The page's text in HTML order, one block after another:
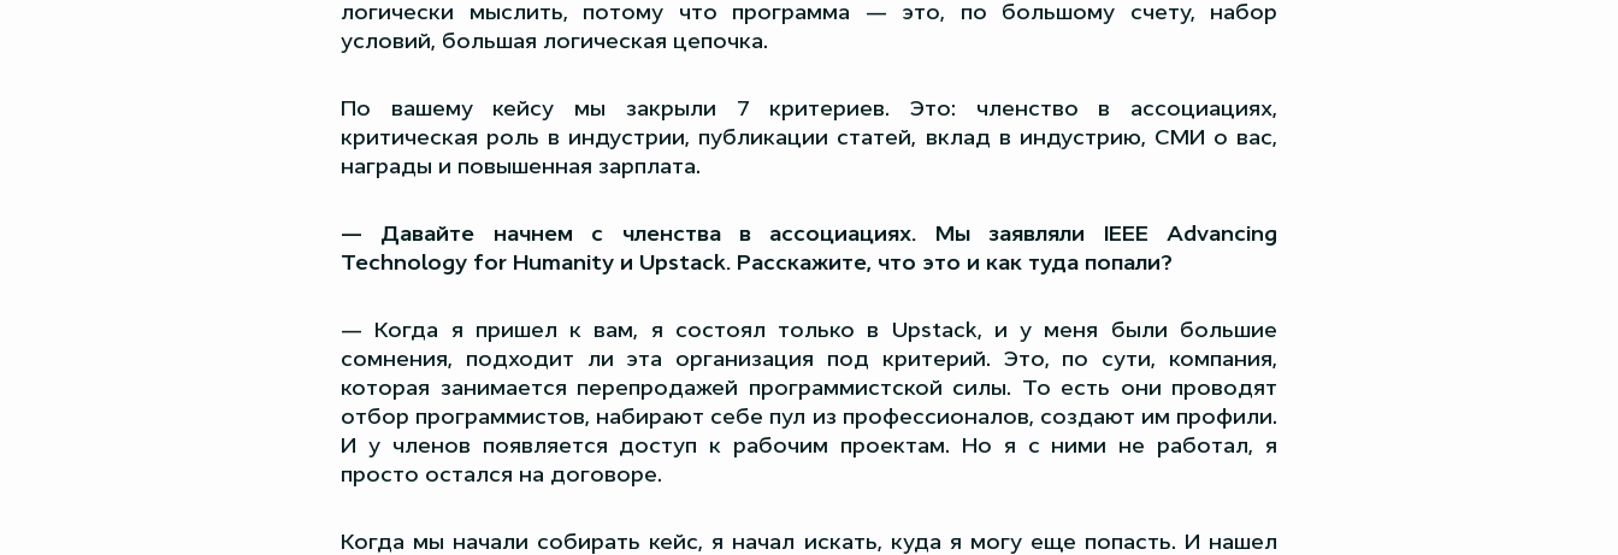
логически мыслить, потому что программа — это, по большому счету, набор
условий, большая логическая цепочка.
По вашему кейсу мы закрыли 7 критериев. Это: членство в ассоциациях,
критическая роль в индустрии, публикации статей, вклад в индустрию, СМИ о вас,
награды и повышенная зарплата.
— Давайте начнем с членства в ассоциациях. Мы заявляли IEEE Advancing
Technology for Humanity и Upstack. Расскажите, что это и как туда попали?
— Когда я пришел к вам, я состоял только в Upstack, и у меня были большие
сомнения, подходит ли эта организация под критерий. Это, по сути, компания,
которая занимается перепродажей программистской силы. То есть они проводят
отбор программистов, набирают себе пул из профессионалов, создают им профили.
И у членов появляется доступ к рабочим проектам. Но я с ними не работал, я
просто остался на договоре.
Когда мы начали собирать кейс, я начал искать, куда я могу еще попасть. И нашел